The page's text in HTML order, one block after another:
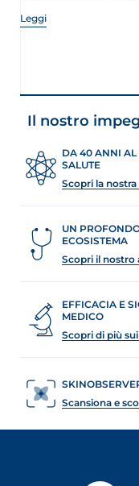
Leggi
Il nostro
DA 40 ANNI AL
SALUTE
Scopri la
UN
ECOSISTEMA
Scopri il nostro
EFFICACIA E
MEDICO
Scopri di più
Scansiona e